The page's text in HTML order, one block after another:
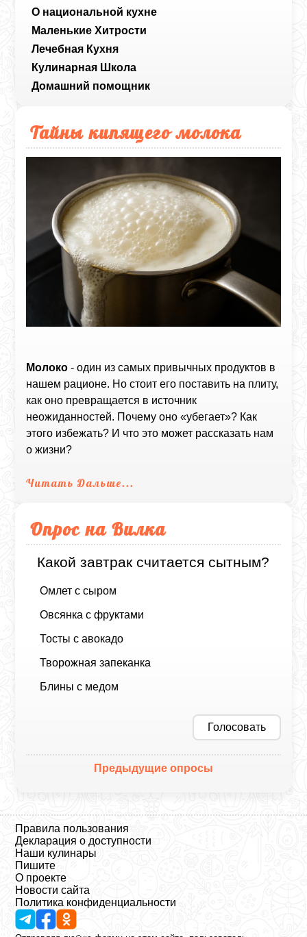
О национальной кухне
Маленькие Хитрости
Лечебная Кухня
Кулинарная Школа
Домашний помощник
Тайны кипящего молока
Молоко - один из самых привычных продуктов в
нашем рационе. Но стоит его поставить на плиту,
как оно превращается в источник
неожиданностей. Почему оно «убегает»? Как
этого избежать? И что это может рассказать нам
о жизни?
Читать Дальше...
Опрос на Вилка
Какой завтрак считается сытным?
Омлет с сыром
Овсянка с фруктами
Тосты с авокадо
Творожная запеканка
Блины с медом
Голосовать
Предыдущие опросы
Правила пользования
Декларация о доступности
Наши кулинары
Пишите
О проекте
Новости сайта
Политика конфиденциальности